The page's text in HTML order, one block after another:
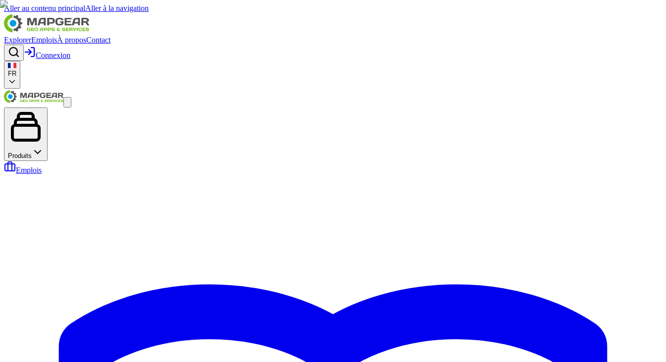
Aller au contenu principalAller à la navigation
ExplorerEmploisÀ proposContact
Connexion
FR
Produits
Emplois